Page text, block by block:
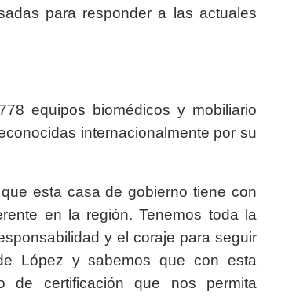
para responder a las actuales
equipos biomédicos y mobiliario
internacionalmente por su
esta casa de gobierno tiene con
en la región. Tenemos toda la
y el coraje para seguir
López y sabemos que con esta
de certificación que nos permita